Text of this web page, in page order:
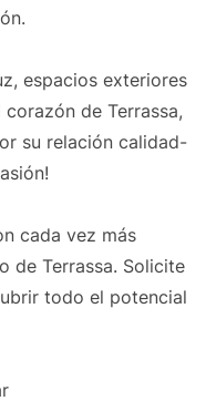
espacios exteriores
de Terrassa,
su relación calidad-
cada vez más
de Terrassa. Solicite
todo el potencial